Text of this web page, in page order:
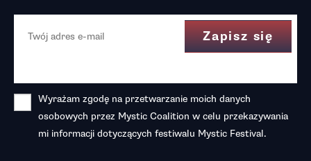
Wyrażam zgodę na przetwarzanie moich danych
osobowych przez Mystic Coalition w celu przekazywania
mi informacji dotyczących festiwalu Mystic Festival.